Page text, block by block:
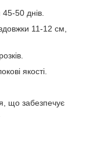
45-50 днів.
11-12 см,
якості.
що забезпечує